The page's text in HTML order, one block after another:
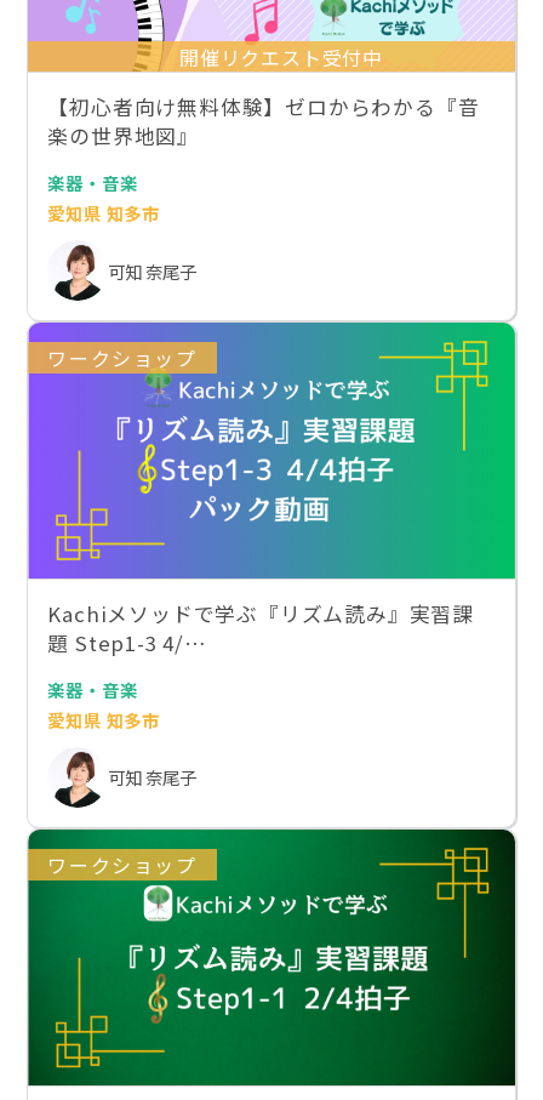
開催リクエスト受付中
【初心者向け無料体験】ゼロからわかる『音
楽の世界地図』
楽器・音楽
愛知県 知多市
可知 奈尾子
ワークショップ
Kachiメソッドで学ぶ『リズム読み』実習課
題 Step1-3 4/…
楽器・音楽
愛知県 知多市
可知 奈尾子
ワークショップ